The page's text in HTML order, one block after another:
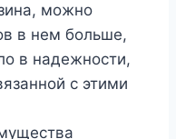
можно
в нем больше,
в надежности,
с этими